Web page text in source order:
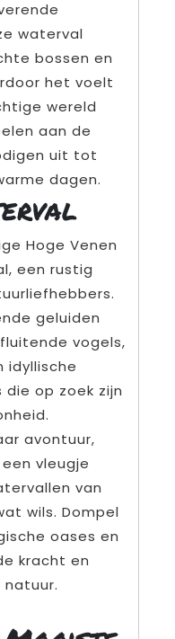
waterval
bossen en
het voelt
wereld
aan de
uit tot
dagen.
Hoge Venen
een rustig
geluiden
vogels,
idyllische
op zoek zijn
avontuur,
vleugje
van
wils. Dompel
oases en
kracht en